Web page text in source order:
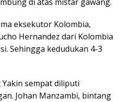
di atas mistar gawang.
eksekutor Kolombia,
Hernandez dari Kolombia
Sehingga kedudukan 4-3
sempat diliputi
Johan Manzambi, bintang